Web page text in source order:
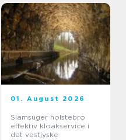
01. August 2026
Slamsuger holstebro
effektiv kloakservice i
det vestjyske